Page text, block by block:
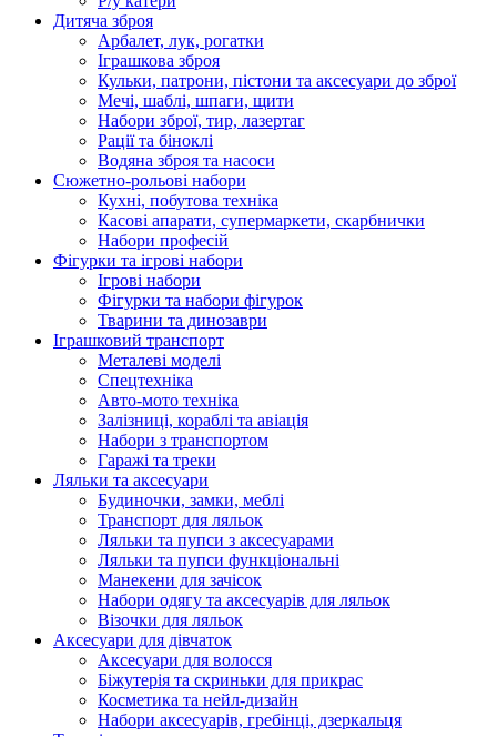
Дитяча зброя
Арбалет, лук, рогатки
Іграшкова зброя
Кульки, патрони, пістони та аксесуари до зброї
Мечі, шаблі, шпаги, щити
Набори зброї, тир, лазертаг
Рації та біноклі
Водяна зброя та насоси
Сюжетно-рольові набори
Кухні, побутова техніка
Касові апарати, супермаркети, скарбнички
Набори професій
Фігурки та ігрові набори
Ігрові набори
Фігурки та набори фігурок
Тварини та динозаври
Іграшковий транспорт
Металеві моделі
Спецтехніка
Авто-мото техніка
Залізниці, кораблі та авіація
Набори з транспортом
Гаражі та треки
Ляльки та аксесуари
Будиночки, замки, меблі
Транспорт для ляльок
Ляльки та пупси з аксесуарами
Ляльки та пупси функціональні
Манекени для зачісок
Набори одягу та аксесуарів для ляльок
Візочки для ляльок
Аксесуари для дівчаток
Аксесуари для волосся
Біжутерія та скриньки для прикрас
Косметика та нейл-дизайн
Набори аксесуарів, гребінці, дзеркальця